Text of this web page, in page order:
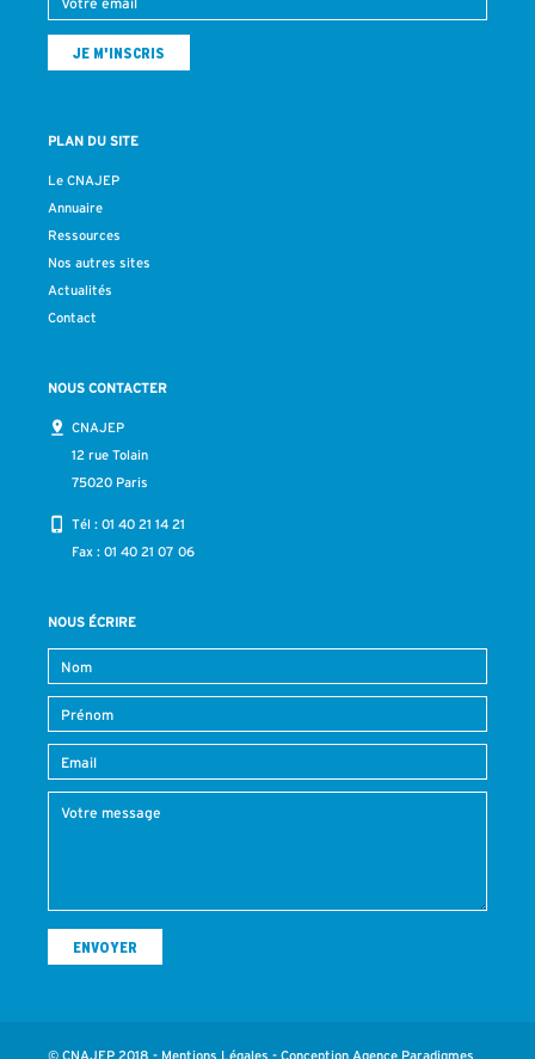
PLAN DU SITE
Le CNAJEP
Annuaire
Ressources
Nos autres sites
Actualités
Contact
NOUS CONTACTER
CNAJEP
12 rue Tolain
75020 Paris
Tél : 01 40 21 14 21
Fax : 01 40 21 07 06
NOUS ÉCRIRE
© CNAJEP 2018 - Mentions Légales - Conception Agence Paradigmes